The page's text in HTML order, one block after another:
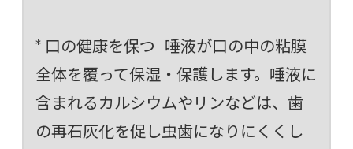
* 口の健康を保つ 唾液が口の中の粘膜
全体を覆って保湿・保護します。唾液に
含まれるカルシウムやリンなどは、歯
の再石灰化を促し虫歯になりにくくし